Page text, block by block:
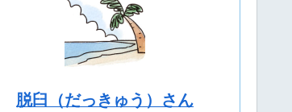
脱臼（だっきゅう）さん